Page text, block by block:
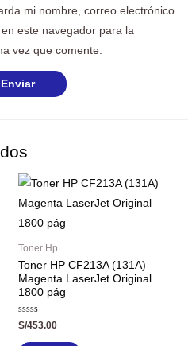
mi nombre, correo electrónico
este navegador para la
vez que comente.
Toner Hp
Toner HP CF213A (131A)
Magenta LaserJet Original
1800 pág
Valorado
con
S/453.00